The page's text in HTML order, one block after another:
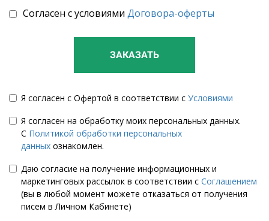
Согласен с условиями Договора-оферты
ЗАКАЗАТЬ
Я согласен с Офертой в соответствии с Условиями
Я согласен на обработку моих персональных данных.
С Политикой обработки персональных
данных ознакомлен.
Даю согласие на получение информационных и
маркетинговых рассылок в соответствии с Соглашением
(вы в любой момент можете отказаться от получения
писем в Личном Кабинете)